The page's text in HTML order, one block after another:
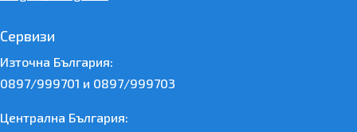
Сервизи
Източна България:
0897/999701 и 0897/999703
Централна България: